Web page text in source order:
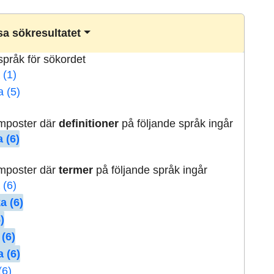
sökresultatet
för sökordet
(1)
(5)
därdefinitioner på följande språk ingår
(6)
därtermer på följande språk ingår
(6)
(6)
(6)